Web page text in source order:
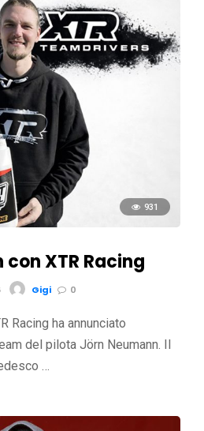
931
XTR Racing
Gigi 0
Racing ha annunciato
del pilota Jörn Neumann. Il
…